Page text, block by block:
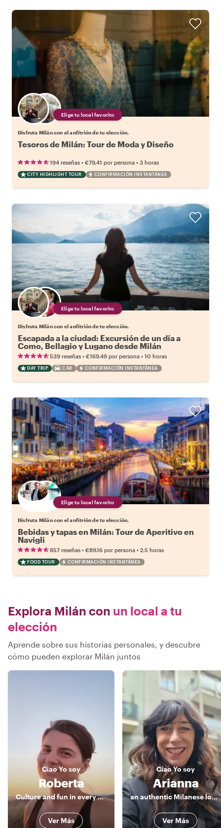
Elige tu local favorito
Disfruta Milán con el anfitrión de tu elección.
Tesoros de Milán: Tour de Moda y Diseño
194 reseñas • €79.41 por persona • 3 horas
CITY HIGHLIGHT TOUR CONFIRMACIÓN INSTANTÁNEA
Elige tu local favorito
Disfruta Milán con el anfitrión de tu elección.
Escapada a la ciudad: Excursión de un día a
Como, Bellagio y Lugano desde Milán
539 reseñas • €169.49 por persona • 10 horas
DAY TRIP CAR CONFIRMACIÓN INSTANTÁNEA
Elige tu local favorito
Disfruta Milán con el anfitrión de tu elección.
Bebidas y tapas en Milán: Tour de Aperitivo en
Navigli
857 reseñas • €89.16 por persona • 2.5 horas
FOOD TOUR CONFIRMACIÓN INSTANTÁNEA
Explora Milán con un local a tu
elección
Aprende sobre sus historias personales, y descubre
cómo pueden explorar Milán juntos
CiaoYo soy
Roberta
Culture and fun in every step and bite
Ver Más
CiaoYo soy
Arianna
an authentic Milanese local, sociologist and tour leader
Ver Más